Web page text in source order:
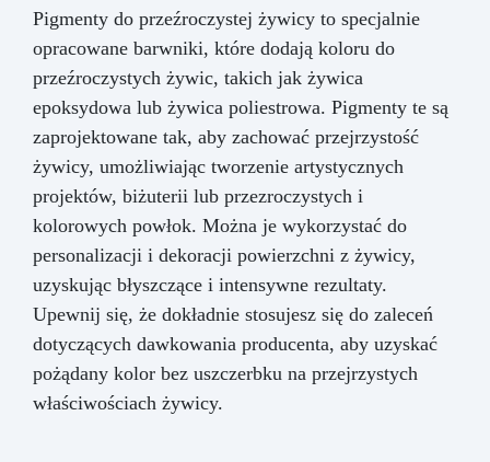
Pigmenty do przeźroczystej żywicy to specjalnie
opracowane barwniki, które dodają koloru do
przeźroczystych żywic, takich jak żywica
epoksydowa lub żywica poliestrowa. Pigmenty te są
zaprojektowane tak, aby zachować przejrzystość
żywicy, umożliwiając tworzenie artystycznych
projektów, biżuterii lub przezroczystych i
kolorowych powłok. Można je wykorzystać do
personalizacji i dekoracji powierzchni z żywicy,
uzyskując błyszczące i intensywne rezultaty.
Upewnij się, że dokładnie stosujesz się do zaleceń
dotyczących dawkowania producenta, aby uzyskać
pożądany kolor bez uszczerbku na przejrzystych
właściwościach żywicy.